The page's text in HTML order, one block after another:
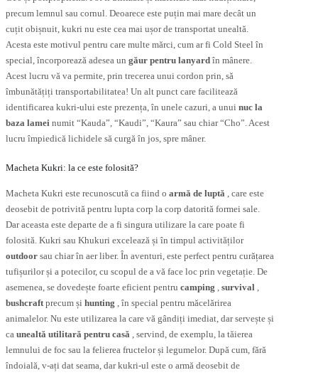
precum lemnul sau cornul. Deoarece este puțin mai mare decât un
cuțit obișnuit, kukri nu este cea mai ușor de transportat unealtă.
Acesta este motivul pentru care multe mărci, cum ar fi Cold Steel în
special, încorporează adesea un găur pentru lanyard în mânere.
Acest lucru vă va permite, prin trecerea unui cordon prin, să
îmbunătățiți transportabilitatea! Un alt punct care facilitează
identificarea kukri-ului este prezența, în unele cazuri, a unui nuc la
baza lamei numit “Kauda”, “Kaudi”, “Kaura” sau chiar “Cho”. Acest
lucru împiedică lichidele să curgă în jos, spre mâner.
Macheta Kukri: la ce este folosită?
Macheta Kukri este recunoscută ca fiind o armă de luptă , care este
deosebit de potrivită pentru lupta corp la corp datorită formei sale.
Dar aceasta este departe de a fi singura utilizare la care poate fi
folosită. Kukri sau Khukuri excelează și în timpul activităților
outdoor sau chiar în aer liber. În aventuri, este perfect pentru curățarea
tufișurilor și a potecilor, cu scopul de a vă face loc prin vegetație. De
asemenea, se dovedește foarte eficient pentru camping survival
bushcraft precum și hunting
, în special pentru măcelărirea
animalelor. Nu este utilizarea la care vă gândiți imediat, dar servește și
ca unealtă utilitară pentru casă
, servind, de exemplu, la tăierea
lemnului de foc sau la felierea fructelor și legumelor. După cum, fără
îndoială, v-ați dat seama, dar kukri-ul este o armă deosebit de